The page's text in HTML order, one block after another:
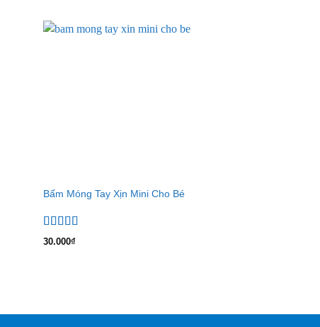
Bấm Móng Tay Xịn Mini Cho Bé
Được xếp
30.000₫